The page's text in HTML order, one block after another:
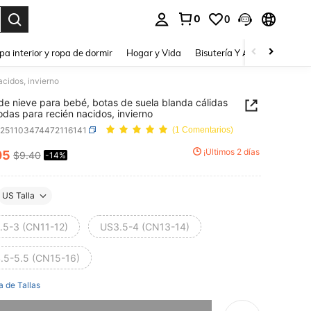
0 0
interior y ropa de dormir Hogar y Vida Bisutería Y Accesorios
invierno
nieve para bebé, botas de suela blanda cálidas
para recién nacidos, invierno
(1 Comentarios)
AND AVAILABILITY
$9.40 -14% ¡Últimos 2 días
US Talla
3 (CN11-12) US3.5-4 (CN13-14)
5.5 (CN15-16)
de Tallas